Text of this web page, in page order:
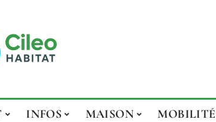
INFOS MAISON MOBILITÉ